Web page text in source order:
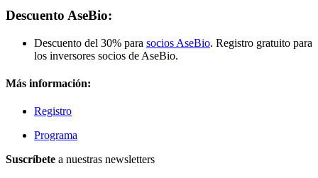
Descuento AseBio:
Descuento del 30% para socios AseBio. Registro gratuito para
los inversores socios de AseBio.
Más información:
Registro
Programa
Suscríbete a nuestras newsletters